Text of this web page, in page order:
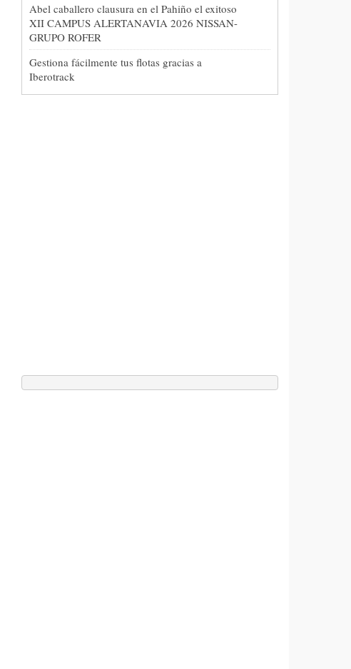
Abel caballero clausura en el Pahiño el exitoso
XII CAMPUS ALERTANAVIA 2026 NISSAN-
GRUPO ROFER
Gestiona fácilmente tus flotas gracias a
Iberotrack